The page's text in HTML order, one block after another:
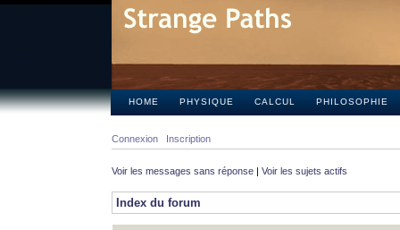
HOME PHYSIQUE CALCUL PHILOSOPHIE
Connexion Inscription
Voir les messages sans réponse | Voir les sujets actifs
Index du forum